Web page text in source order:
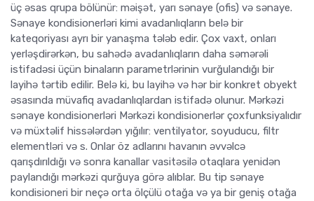
üç əsas qrupa bölünür: məişət, yarı sənaye (ofis) və sənaye.
Sənaye kondisionerləri kimi avadanlıqların belə bir
kateqoriyası ayrı bir yanaşma tələb edir. Çox vaxt, onları
yerləşdirərkən, bu sahədə avadanlıqların daha səmərəli
istifadəsi üçün binaların parametrlərinin vurğulandığı bir
layihə tərtib edilir. Belə ki, bu layihə və hər bir konkret obyekt
əsasında müvafiq avadanlıqlardan istifadə olunur. Mərkəzi
sənaye kondisionerləri Mərkəzi kondisionerlər çoxfunksiyalıdır
və müxtəlif hissələrdən yığılır: ventilyator, soyuducu, filtr
elementləri və s. Onlar öz adlarını havanın əvvəlcə
qarışdırıldığı və sonra kanallar vasitəsilə otaqlara yenidən
paylandığı mərkəzi qurğuya görə alıblar. Bu tip sənaye
kondisioneri bir neçə orta ölçülü otağa və ya bir geniş otağa